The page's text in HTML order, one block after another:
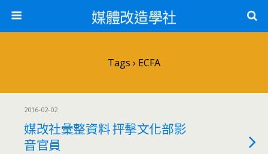
媒體改造學社
Tags › ECFA
2016-02-02
媒改社彙整資料 抨擊文化部影
音官員